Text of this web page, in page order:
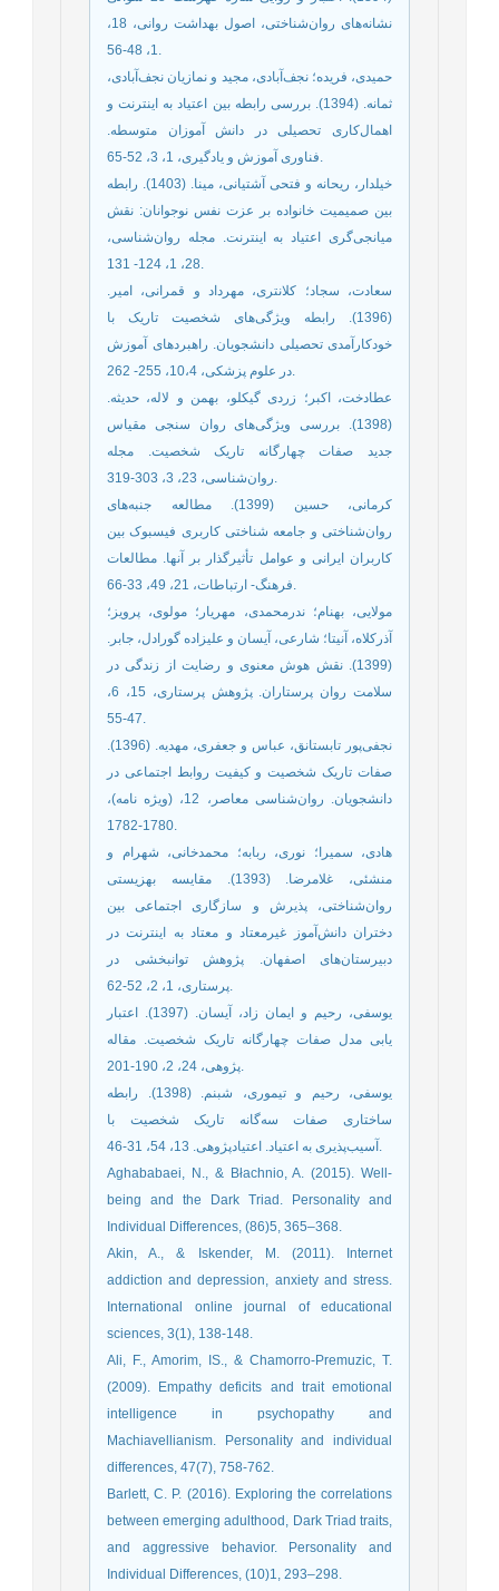
نشانه‌های روان‌شناختی، اصول بهداشت روانی، 18،
1، 48-56.
حمیدی، فریده؛ نجف‌آبادی، مجید و نمازیان نجف‌آبادی،
ثمانه. (1394). بررسی رابطه بین اعتیاد به اینترنت و
اهمال‌کاری تحصیلی در دانش آموزان متوسطه.
فناوری آموزش و یادگیری، 1، 3، 52-65.
خیلدار، ریحانه و فتحی آشتیانی، مینا. (1403). رابطه
بین صمیمیت خانواده بر عزت نفس نوجوانان: نقش
میانجی‌گری اعتیاد به اینترنت. مجله روان‌شناسی،
28، 1، 124- 131.
سعادت، سجاد؛ کلانتری، مهرداد و قمرانی، امیر.
(1396). رابطه ویژگی‌های شخصیت تاریک با
خودکارآمدی تحصیلی دانشجویان. راهبردهای آموزش
در علوم پزشکی، 10،4، 255- 262.
عطادخت، اکبر؛ زردی گیکلو، بهمن و لاله، حدیثه.
(1398). بررسی ویژگی‌های روان سنجی مقیاس
جدید صفات چهارگانه تاریک شخصیت. مجله
روان‌شناسی، 23، 3، 303-319.
کرمانی، حسین (1399). مطالعه جنبه‌های
روان‌شناختی و جامعه شناختی کاربری فیسبوک بین
کاربران ایرانی و عوامل تأثیرگذار بر آنها. مطالعات
فرهنگ- ارتباطات، 21، 49، 33-66.
مولایی، بهنام؛ ندرمحمدی، مهریار؛ مولوی، پرویز؛
آذرکلاه، آنیتا؛ شارعی، آیسان و علیزاده گورادل، جابر.
(1399). نقش هوش معنوی و رضایت از زندگی در
سلامت روان پرستاران. پژوهش پرستاری، 15، 6،
47-55.
نجفی‌پور تابستانق، عباس و جعفری، مهدیه. (1396).
صفات تاریک شخصیت و کیفیت روابط اجتماعی در
دانشجویان. روان‌شناسی معاصر، 12، (ویژه نامه)،
1780-1782.
هادی، سمیرا؛ نوری، ربابه؛ محمدخانی، شهرام و
منشئی، غلامرضا. (1393). مقایسه بهزیستی
روان‌شناختی، پذیرش و سازگاری اجتماعی بین
دختران دانش‌آموز غیرمعتاد و معتاد به اینترنت در
دبیرستان‌های اصفهان. پژوهش توانبخشی در
پرستاری، 1، 2، 52-62.
یوسفی، رحیم و ایمان زاد، آیسان. (1397). اعتبار
یابی مدل صفات چهارگانه تاریک شخصیت. مقاله
پژوهی، 24، 2، 190-201.
یوسفی، رحیم و تیموری، شبنم. (1398). رابطه
ساختاری صفات سه‌گانه تاریک شخصیت با
آسیب‌پذیری به اعتیاد. اعتیادپژوهی. 13، 54، 31-46.
Aghababaei, N., & Błachnio, A. (2015). Well-
being and the Dark Triad. Personality and
Individual Differences, (86)5, 365–368.
Akin, A., & Iskender, M. (2011). Internet
addiction and depression, anxiety and stress.
International online journal of educational
sciences, 3(1), 138-148.
Ali, F., Amorim, IS., & Chamorro-Premuzic, T.
(2009). Empathy deficits and trait emotional
intelligence in psychopathy and
Machiavellianism. Personality and individual
differences, 47(7), 758-762.
Barlett, C. P. (2016). Exploring the correlations
between emerging adulthood, Dark Triad traits,
and aggressive behavior. Personality and
Individual Differences, (10)1, 293–298.